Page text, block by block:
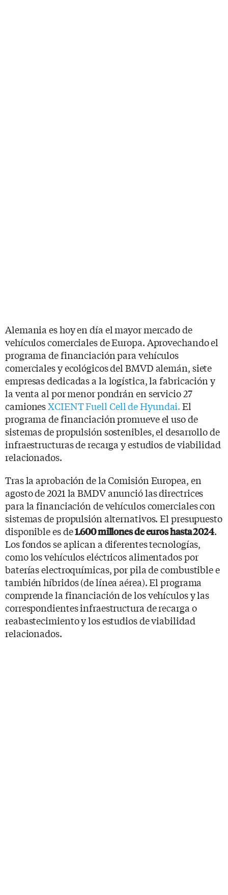
Alemania es hoy en día el mayor mercado de
vehículos comerciales de Europa. Aprovechando el
programa de financiación para vehículos
comerciales y ecológicos del BMVD alemán, siete
empresas dedicadas a la logística, la fabricación y
la venta al por menor pondrán en servicio 27
camionesXCIENT Fuell Cell de Hyundai.El
programa de financiación promueve el uso de
sistemas de propulsión sostenibles, el desarrollo de
infraestructuras de recarga y estudios de viabilidad
relacionados.
Tras la aprobación de la Comisión Europea, en
agosto de 2021 la BMDV anunció las directrices
para la financiación de vehículos comerciales con
sistemas de propulsión alternativos. El presupuesto
disponible es de1.600 millones de euros hasta 2024.
Los fondos se aplican a diferentes tecnologías,
como los vehículos eléctricos alimentados por
baterías electroquímicas, por pila de combustible e
también híbridos (de línea aérea). El programa
comprende la financiación de los vehículos y las
correspondientes infraestructura de recarga o
reabastecimiento y los estudios de viabilidad
relacionados.